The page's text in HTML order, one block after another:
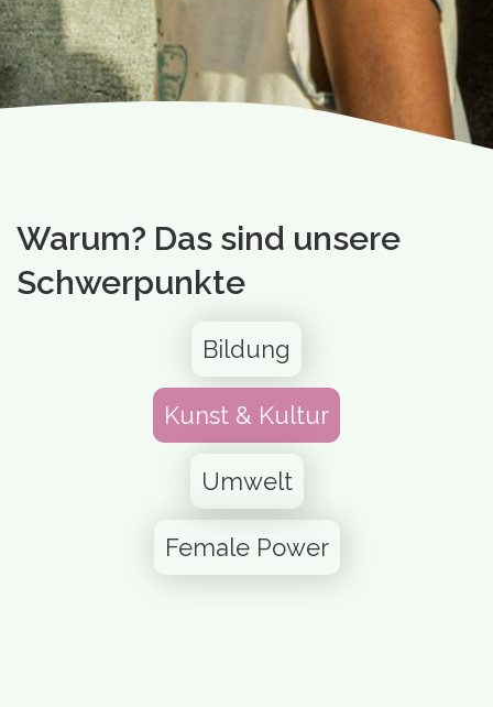
Warum? Das sind unsere
Schwerpunkte
Bildung
Kunst & Kultur
Umwelt
Female Power